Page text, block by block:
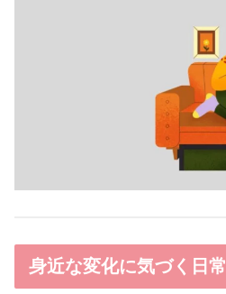
身近な変化に気づく日常